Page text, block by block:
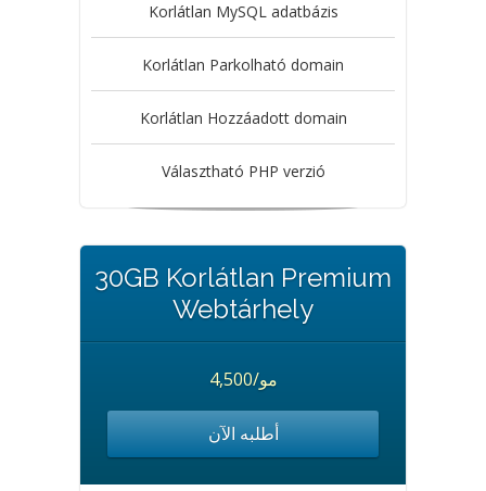
Korlátlan MySQL adatbázis
Korlátlan Parkolható domain
Korlátlan Hozzáadott domain
Választható PHP verzió
30GB Korlátlan Premium
Webtárhely
4,500/مو
أطلبه الآن